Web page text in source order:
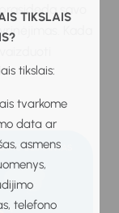
TIKSLAIS
tikslais:
tvarkome
data ar
asmens
telefono
savo
Kada